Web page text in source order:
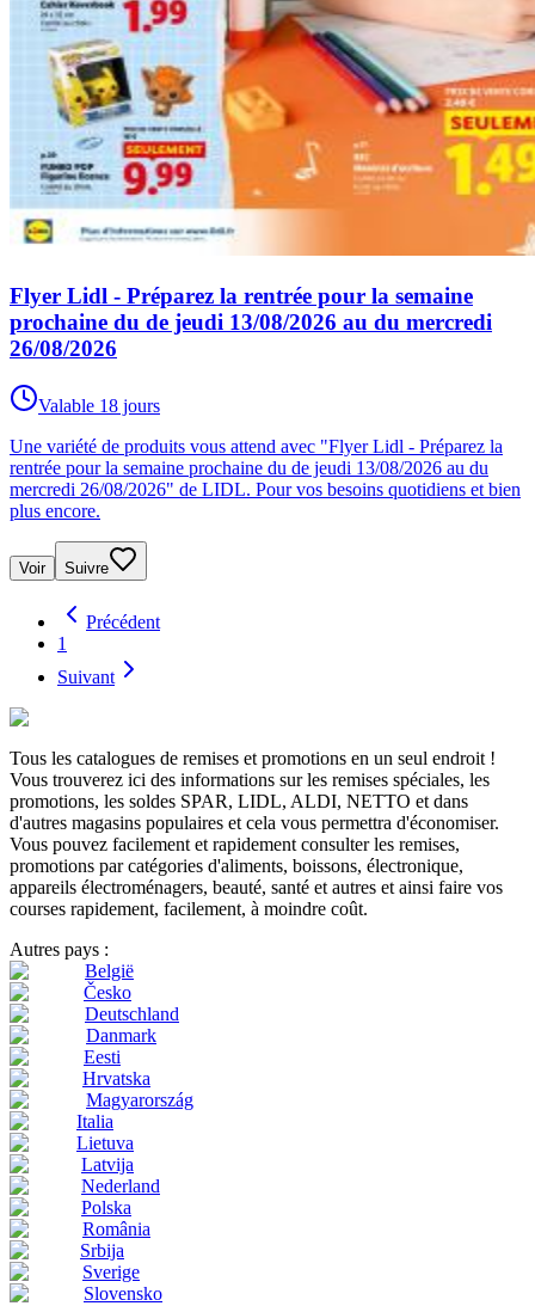
Flyer Lidl - Préparez la rentrée pour la semaine
prochaine du de jeudi 13/08/2026 au du mercredi
26/08/2026
Valable 18 jours
Une variété de produits vous attend avec "Flyer Lidl - Préparez la
rentrée pour la semaine prochaine du de jeudi 13/08/2026 au du
mercredi 26/08/2026" de LIDL. Pour vos besoins quotidiens et bien
plus encore.
Voir Suivre
Précédent
1
Suivant
Tous les catalogues de remises et promotions en un seul endroit !
Vous trouverez ici des informations sur les remises spéciales, les
promotions, les soldes SPAR, LIDL, ALDI, NETTO et dans
d'autres magasins populaires et cela vous permettra d'économiser.
Vous pouvez facilement et rapidement consulter les remises,
promotions par catégories d'aliments, boissons, électronique,
appareils électroménagers, beauté, santé et autres et ainsi faire vos
courses rapidement, facilement, à moindre coût.
Autres pays :
België
Česko
Deutschland
Danmark
Eesti
Hrvatska
Magyarország
Italia
Lietuva
Latvija
Nederland
Polska
România
Srbija
Sverige
Slovensko